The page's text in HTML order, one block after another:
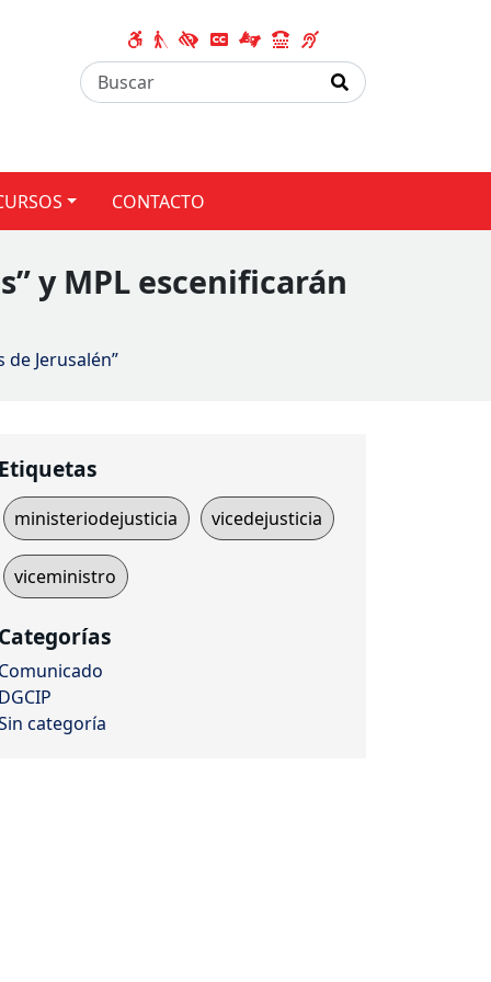
CONTACTO
y MPL escenificarán
de Jerusalén”
Etiquetas
ministeriodejusticia vicedejusticia
viceministro
Categorías
Comunicado
DGCIP
categoría